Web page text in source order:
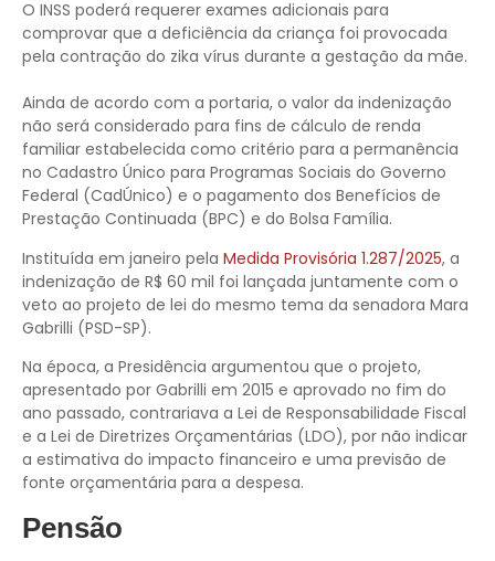
O INSS poderá requerer exames adicionais para
comprovar que a deficiência da criança foi provocada
pela contração do zika vírus durante a gestação da mãe.
Ainda de acordo com a portaria, o valor da indenização
não será considerado para fins de cálculo de renda
familiar estabelecida como critério para a permanência
no Cadastro Único para Programas Sociais do Governo
Federal (CadÚnico) e o pagamento dos Benefícios de
Prestação Continuada (BPC) e do Bolsa Família.
Instituída em janeiro pela Medida Provisória 1.287/2025, a
indenização de R$ 60 mil foi lançada juntamente com o
veto ao projeto de lei do mesmo tema da senadora Mara
Gabrilli (PSD-SP).
Na época, a Presidência argumentou que o projeto,
apresentado por Gabrilli em 2015 e aprovado no fim do
ano passado, contrariava a Lei de Responsabilidade Fiscal
e a Lei de Diretrizes Orçamentárias (LDO), por não indicar
a estimativa do impacto financeiro e uma previsão de
fonte orçamentária para a despesa.
Pensão